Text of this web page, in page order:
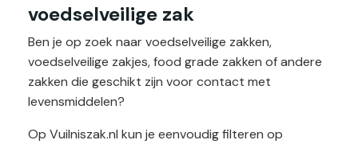
voedselveilige zak
Ben je op zoek naar voedselveilige zakken,
voedselveilige zakjes, food grade zakken of andere
zakken die geschikt zijn voor contact met
levensmiddelen?
Op Vuilniszak.nl kun je eenvoudig filteren op